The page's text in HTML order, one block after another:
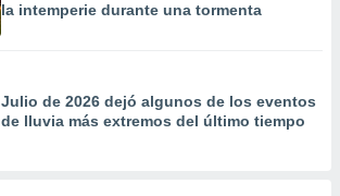
la intemperie durante una tormenta
Julio de 2026 dejó algunos de los eventos
de lluvia más extremos del último tiempo